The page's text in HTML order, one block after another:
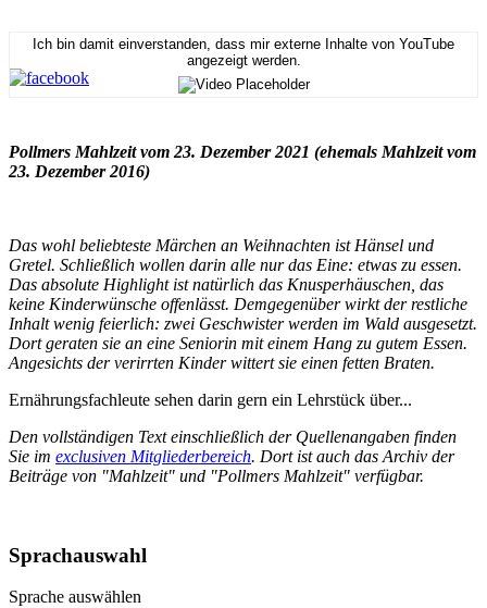
Ich bin damit einverstanden, dass mir externe Inhalte von YouTube
angezeigt werden.
Pollmers Mahlzeit vom 23. Dezember 2021 (ehemals Mahlzeit vom
23. Dezember 2016)
Das wohl beliebteste Märchen an Weihnachten ist Hänsel und
Gretel. Schließlich wollen darin alle nur das Eine: etwas zu essen.
Das absolute Highlight ist natürlich das Knusperhäuschen, das
keine Kinderwünsche offenlässt. Demgegenüber wirkt der restliche
Inhalt wenig feierlich: zwei Geschwister werden im Wald ausgesetzt.
Dort geraten sie an eine Seniorin mit einem Hang zu gutem Essen.
Angesichts der verirrten Kinder wittert sie einen fetten Braten.
Ernährungsfachleute sehen darin gern ein Lehrstück über...
Den vollständigen Text einschließlich der Quellenangaben finden
Sie im exclusiven Mitgliederbereich. Dort ist auch das Archiv der
Beiträge von "Mahlzeit" und "Pollmers Mahlzeit" verfügbar.
Sprachauswahl
Sprache auswählen